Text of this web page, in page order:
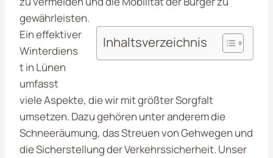
gewährleisten.
Inhaltsverzeichnis
Ein effektiver
Winterdiens
t in Lünen
umfasst
viele Aspekte, die wir mit größter Sorgfalt
umsetzen. Dazu gehören unter anderem die
Schneeräumung, das Streuen von Gehwegen und
die Sicherstellung der Verkehrssicherheit. Unser